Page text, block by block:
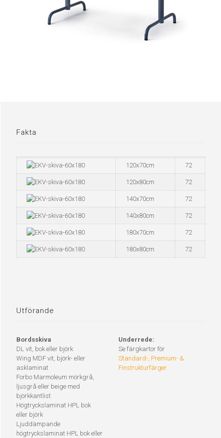
Fakta
120x70cm 72
120x80cm 72
140x70cm 72
140x80cm 72
180x70cm 72
180x80cm 72
Utförande
Bordsskiva
DL vit, bok eller björk
Wing MDF vit, björk- eller
asklaminat
Forbo Marmoleum mörkgrå,
ljusgrå eller beige med
björkkantlist
Högtryckslaminat HPL bok
eller björk
Ljuddämpande
högtryckslaminat HPL bok eller
Underrede:
Se färgkartor för
Standard-, Premium- &
Finstrukturfärger